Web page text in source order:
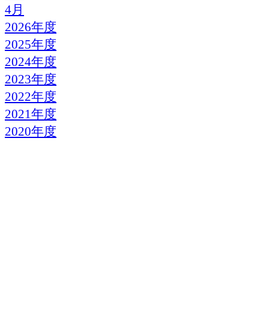
4月
2026年度
2025年度
2024年度
2023年度
2022年度
2021年度
2020年度